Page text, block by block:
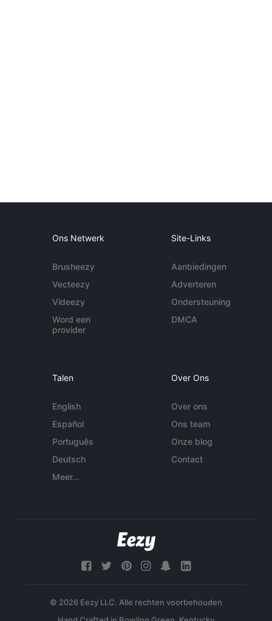
Ons Netwerk
Brusheezy
Vecteezy
Videezy
Word een
provider
Site-Links
Aanbiedingen
Adverteren
Ondersteuning
DMCA
Talen
English
Español
Português
Deutsch
Meer...
Over Ons
Over ons
Ons team
Onze blog
Contact
© 2026 Eezy LLC. Alle rechten voorbehouden